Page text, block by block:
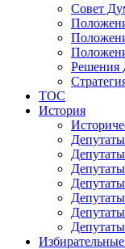
Совет
Решения
ТОС
История